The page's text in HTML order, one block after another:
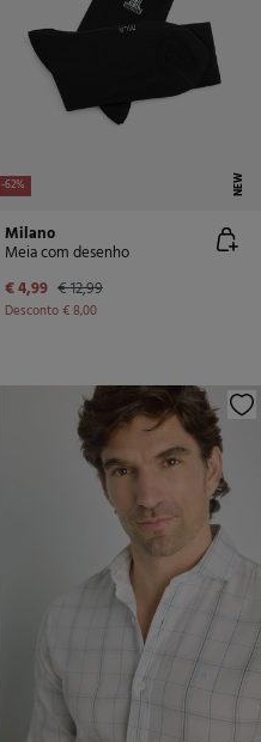
-62% NEW
Milano
Meia com desenho
€ 4,99 € 12,99
Desconto€ 8,00